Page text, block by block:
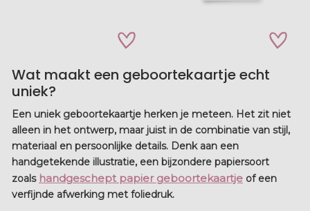
zet op verlanglijstje zet op
Wat maakt een geboortekaartje echt
uniek?
Een uniek geboortekaartje herken je meteen. Het zit niet
alleen in het ontwerp, maar juist in de combinatie van stijl,
materiaal en persoonlijke details. Denk aan een
handgetekende illustratie, een bijzondere papiersoort
zoals handgeschept papier geboortekaartje of een
verfijnde afwerking met foliedruk.